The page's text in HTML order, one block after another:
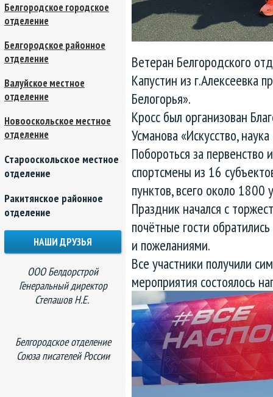
Ветеран Белгородского
Капустин из г.Алексеевка
Белогорья».
Кросс был организован
Усманова «Искусство,
Побороться за
спортсмены из 16
пунктов, всего около 1800
Праздник начался с
почётные гости
и пожеланиями.
Все участники получили
мероприятия состоялось
Белгородское городское
отделение
Белгородское районное
отделение
Валуйское местное
отделение
Новооскольское местное
отделение
Старооскольское местное
отделение
Ракитянское районное
отделение
НАШИ ДРУЗЬЯ
ООО Белдорстрой
Генеральный директор
Степашов Н.Е.
Белгородское отделение
Союза писателей России